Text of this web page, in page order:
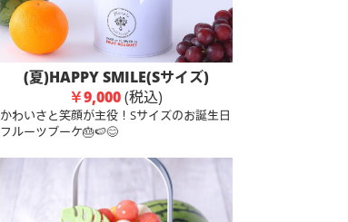
(夏)HAPPY SMILE(Sサイズ)
￥9,000(税込)
かわいさと笑顔が主役！Sサイズのお誕生日
フルーツブーケ🎂🍉😊